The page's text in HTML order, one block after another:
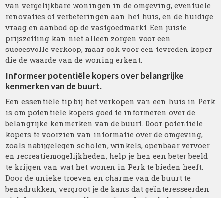
van vergelijkbare woningen in de omgeving, eventuele
renovaties of verbeteringen aan het huis, en de huidige
vraag en aanbod op de vastgoedmarkt. Een juiste
prijszetting kan niet alleen zorgen voor een
succesvolle verkoop, maar ook voor een tevreden koper
die de waarde van de woning erkent.
Informeer potentiële kopers over belangrijke
kenmerken van de buurt.
Een essentiële tip bij het verkopen van een huis in Perk
is om potentiële kopers goed te informeren over de
belangrijke kenmerken van de buurt. Door potentiële
kopers te voorzien van informatie over de omgeving,
zoals nabijgelegen scholen, winkels, openbaar vervoer
en recreatiemogelijkheden, help je hen een beter beeld
te krijgen van wat het wonen in Perk te bieden heeft.
Door de unieke troeven en charme van de buurt te
benadrukken, vergroot je de kans dat geïnteresseerden